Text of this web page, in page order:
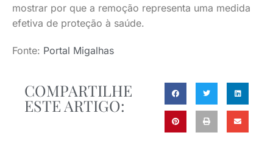
mostrar por que a remoção representa uma medida
efetiva de proteção à saúde.
Fonte: Portal Migalhas
COMPARTILHE
ESTE ARTIGO: